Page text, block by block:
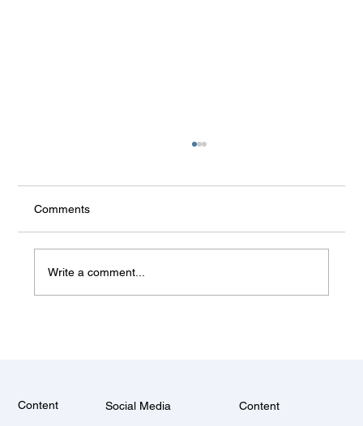
the rest
Comments
Write a comment...
Content Social Media Content